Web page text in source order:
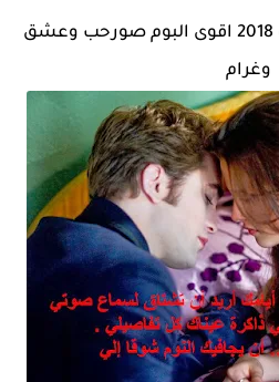
صورحب رومنسيه جديدة 2018 اقوى البوم صورحب وعشق
وغرام